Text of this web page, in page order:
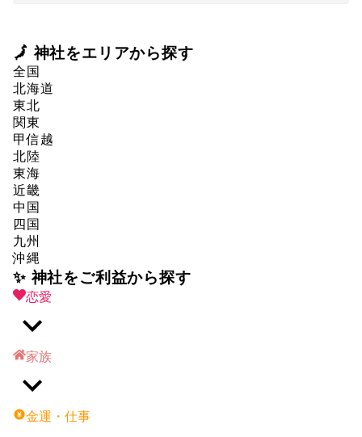
🗾 神社をエリアから探す
全国
北海道
東北
関東
甲信越
北陸
東海
近畿
中国
四国
九州
沖縄
✨ 神社をご利益から探す
恋愛
家族
金運・仕事